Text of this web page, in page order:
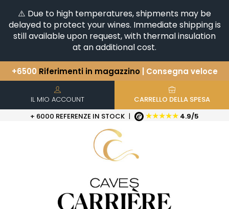
⚠️ Due to high temperatures, shipments may be
delayed to protect your wines. Immediate shipping is
still available upon request, with thermal insulation
at an additional cost.
+6500 Riferimenti in magazzino| Consegna veloce
Avete una domanda?
Scopri la nostra selezione di
Orizzontali e Verticali
IL MIO ACCOUNT
CARRELLO DELLA SPESA
+ 6000 REFERENZE IN STOCK | ★★★★★ 4.9/5